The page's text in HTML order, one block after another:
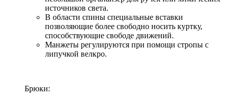
источников света.
В области спины специальные вставки
позволяющие более свободно носить куртку,
способствующие свободе движений.
Манжеты регулируются при помощи стропы с
липучкой велкро.
Брюки: